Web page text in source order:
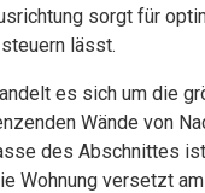
sorgt für
lässt.
es sich um die
Wände von
des Abschnittes
Wohnung versetzt